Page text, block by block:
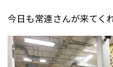
今日も常連さんが来てく